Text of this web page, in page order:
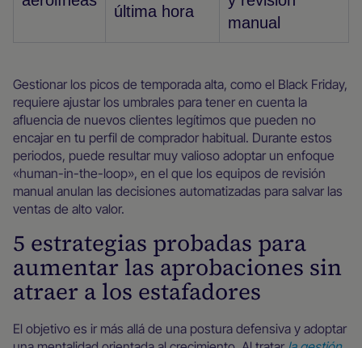
última hora
manual
Gestionar los picos de temporada alta, como el Black Friday,
requiere ajustar los umbrales para tener en cuenta la
afluencia de nuevos clientes legítimos que pueden no
encajar en tu perfil de comprador habitual. Durante estos
periodos, puede resultar muy valioso adoptar un enfoque
«human-in-the-loop», en el que los equipos de revisión
manual anulan las decisiones automatizadas para salvar las
ventas de alto valor.
5 estrategias probadas para
aumentar las aprobaciones sin
atraer a los estafadores
El objetivo es ir más allá de una postura defensiva y adoptar